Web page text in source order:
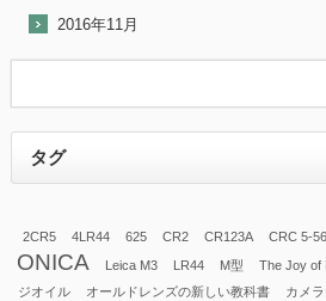
2016年11月
タグ
2CR5 4LR44 625 CR2 CR123A CRC 5-56
ONICA
Leica M3 LR44 M型 The Joy of
ジオイル
オールドレンズの新しい教科書 カメ